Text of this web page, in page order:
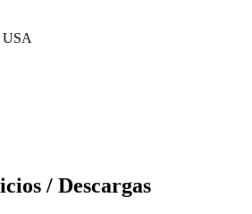
USA
/ Descargas